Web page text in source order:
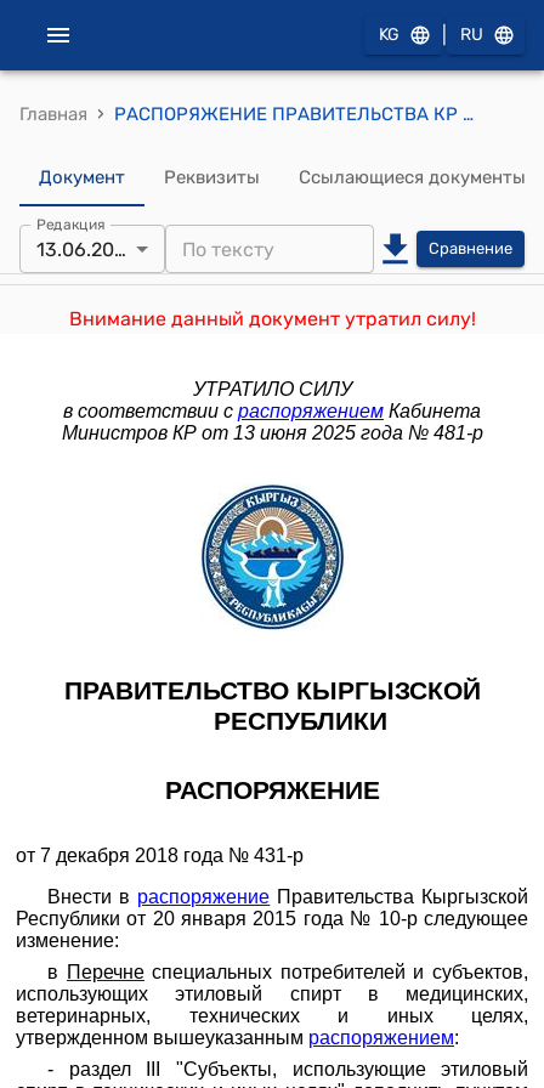
KG RU
Главная › РАСПОРЯЖЕНИЕ ПРАВИТЕЛЬСТВА КР от 7 декабря 2018 года № 431-р (О внесении изменений в распоряжение Правительства Кыргызской Республики от 20 января 2015 года N 10-р)
Документ Реквизиты Ссылающиеся документы
Редакция
13.06.2025 Сравнение
Внимание данный документ утратил силу!